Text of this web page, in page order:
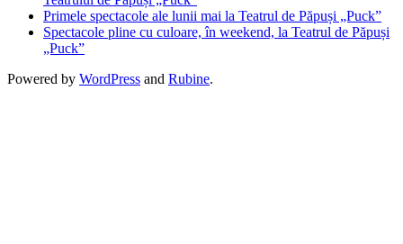
Primele spectacole ale lunii mai la Teatrul de Păpuși „Puck”
Spectacole pline cu culoare, în weekend, la Teatrul de Păpuși
„Puck”
Powered by WordPress and Rubine.